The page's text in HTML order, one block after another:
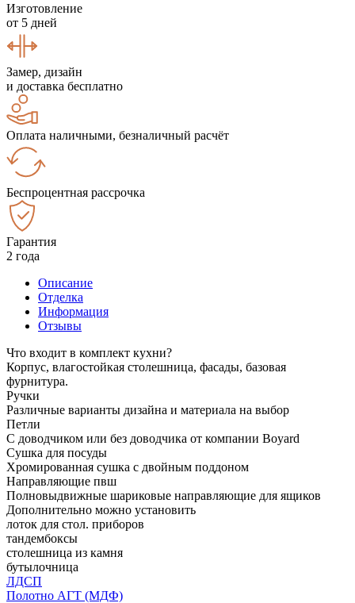
Изготовление
от 5 дней
Замер, дизайн
и доставка бесплатно
Оплата наличными, безналичный расчёт
Беспроцентная рассрочка
Гарантия
2 года
Описание
Отделка
Информация
Отзывы
Что входит в комплект кухни?
Корпус, влагостойкая столешница, фасады, базовая
фурнитура.
Ручки
Различные варианты дизайна и материала на выбор
Петли
С доводчиком или без доводчика от компании Boyard
Сушка для посуды
Хромированная сушка с двойным поддоном
Направляющие пвш
Полновыдвижные шариковые направляющие для ящиков
Дополнительно можно установить
лоток для стол. приборов
тандембоксы
столешница из камня
бутылочница
ЛДСП
Полотно АГТ (МДФ)